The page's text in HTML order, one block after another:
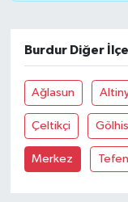
Burdur Diğer
Ağlasun
Çeltikçi
Merkez